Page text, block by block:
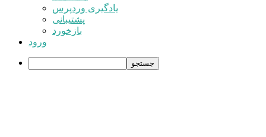
یادگیری وردپرس
پشتیبانی
بازخورد
ورود
جستجو